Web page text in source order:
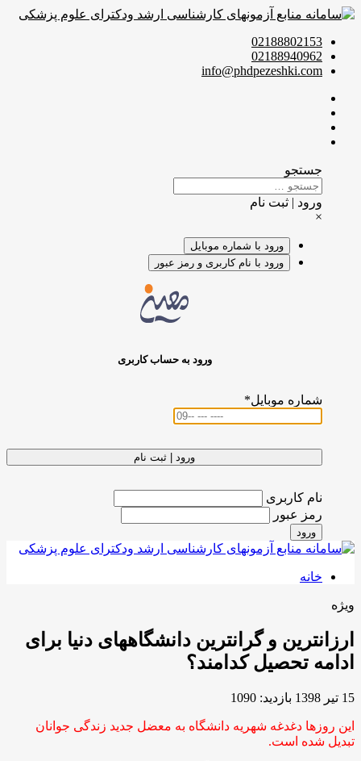
02188802153
02188940962
info@phdpezeshki.com
جستجو
ورود | ثبت نام
×
ورود با شماره موبایل
ورود با نام کاربری و رمز عبور
ورود به حساب کاربری
شماره موبایل*
ورود | ثبت نام
نام کاربری
رمز عبور
ورود
خانه
ویژه
ارزانترین و گرانترین دانشگاههای دنیا برای
ادامه تحصیل کدامند؟
15 تیر 1398 بازدید: 1090
این روز‌ها دغدغه شهریه دانشگاه به معضل جدید زندگی جوانان
تبدیل شده است.